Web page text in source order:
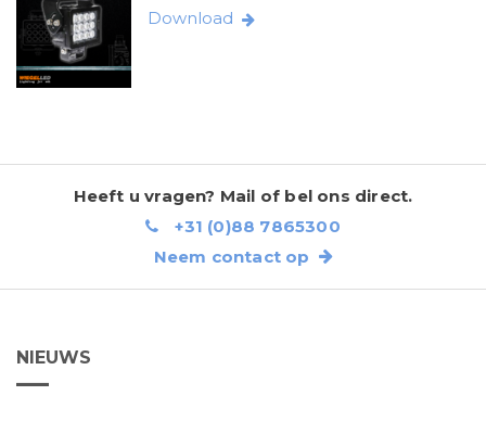
Download
Heeft u vragen? Mail of bel ons direct.
+31 (0)88 7865300
Neem contact op
NIEUWS